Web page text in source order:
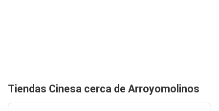
Tiendas Cinesa cerca de Arroyomolinos